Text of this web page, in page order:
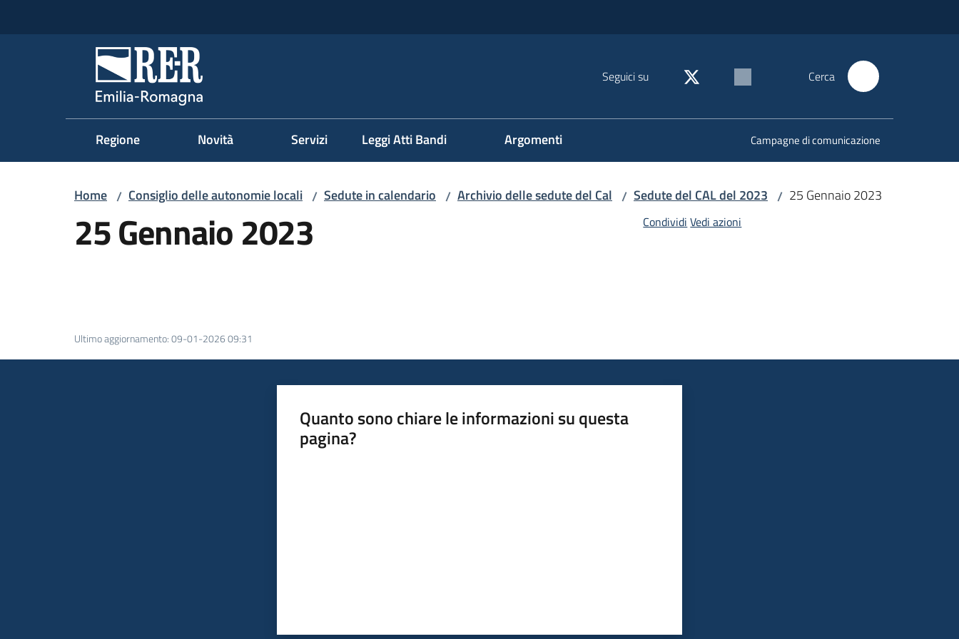
Regione Emilia-Romagna Seguici su Cerca
Regione Novità Servizi Leggi Atti Bandi Argomenti Campagne di comunicazione
Home / Consiglio delle autonomie locali / Sedute in calendario / Archivio delle sedute del Cal / Sedute del CAL del 2023 / 25 Gennaio 2023
25 Gennaio 2023 Condividi Vedi azioni
Ultimo aggiornamento:09-01-2026 09:31
Quanto sono chiare le informazioni su questa
pagina?